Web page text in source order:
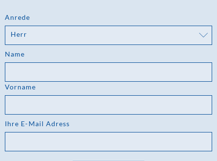
Anrede
Herr
Name
Vorname
Ihre E-Mail Adress